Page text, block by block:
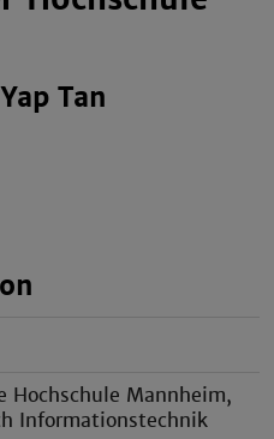
Tan
Hochschule Mannheim,
Informationstechnik